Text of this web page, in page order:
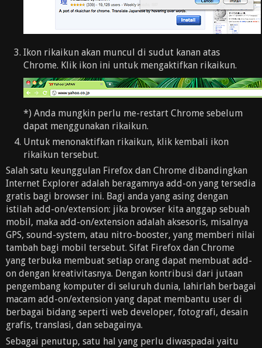
Ikon rikaikun akan muncul di sudut kanan atas
Chrome. Klik ikon ini untuk mengaktifkan rikaikun.
*) Anda mungkin perlu me-restart Chrome sebelum
dapat menggunakan rikaikun.
Untuk menonaktifkan rikaikun, klik kembali ikon
rikaikun tersebut.
Salah satu keunggulan Firefox dan Chrome dibandingkan
Internet Explorer adalah beragamnya add-on yang tersedia
gratis bagi browser ini. Bagi anda yang asing dengan
istilah add-on/extension: jika browser kita anggap sebuah
mobil, maka add-on/extension adalah aksesoris, misalnya
GPS, sound-system, atau nitro-booster, yang memberi nilai
tambah bagi mobil tersebut. Sifat Firefox dan Chrome
yang terbuka membuat setiap orang dapat membuat add-
on dengan kreativitasnya. Dengan kontribusi dari jutaan
pengembang komputer di seluruh dunia, lahirlah berbagai
macam add-on/extension yang dapat membantu user di
berbagai bidang seperti web developer, fotografi, desain
grafis, translasi, dan sebagainya.
Sebagai penutup, satu hal yang perlu diwaspadai yaitu